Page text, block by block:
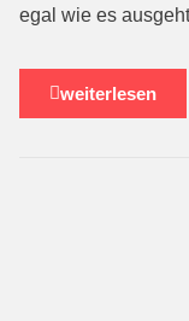
egal wie es
weiterlesen